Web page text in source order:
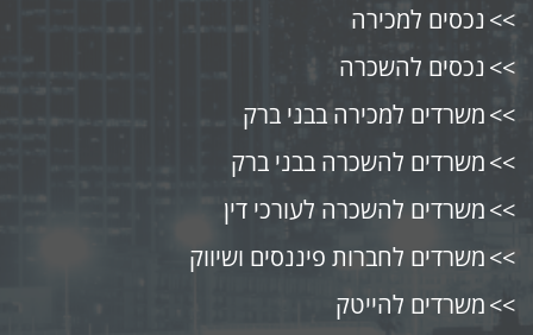
נכסים למכירה
נכסים להשכרה
משרדים למכירה בבני ברק
משרדים להשכרה בבני ברק
משרדים להשכרה לעורכי דין
משרדים לחברות פיננסים ושיווק
משרדים להייטק